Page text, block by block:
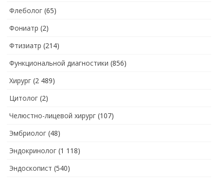
Флеболог (65)
Фониатр (2)
Фтизиатр (214)
Функциональной диагностики (856)
Хирург (2 489)
Цитолог (2)
Челюстно-лицевой хирург (107)
Эмбриолог (48)
Эндокринолог (1 118)
Эндоскопист (540)